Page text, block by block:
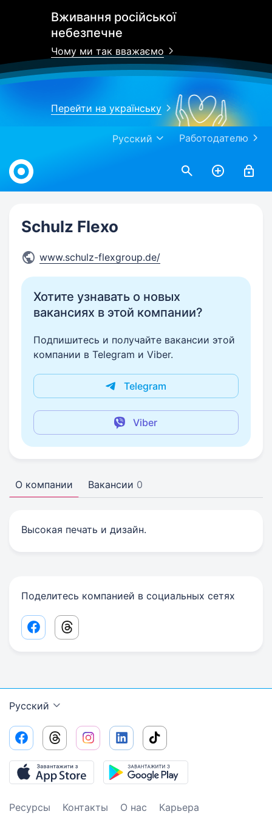
Вживання російської
небезпечне
Чому ми так вважаємо
Перейти на українську
Работодателю
Русский
Work.ua
Schulz Flexo
www.schulz-flexgroup.de/
Хотите узнавать о новых
вакансиях в этой компании?
Подпишитесь и получайте вакансии этой
компании в Telegram и Viber.
Telegram
Viber
О компании Вакансии 0
Высокая печать и дизайн.
Поделитесь компанией в социальных сетях
Facebook share link
Threads share link
Русский
Ресурсы Контакты О нас Карьера